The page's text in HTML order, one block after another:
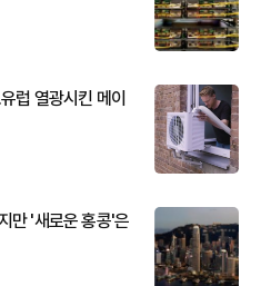
럽 열광시킨 메이
만 '새로운 홍콩'은